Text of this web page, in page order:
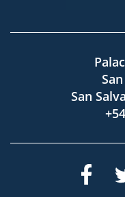
San